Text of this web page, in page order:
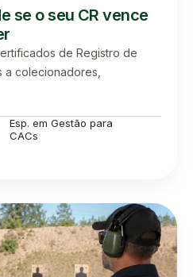
se o seu CR vence
de Registro de
a colecionadores,
Esp. em Gestão para
CACs